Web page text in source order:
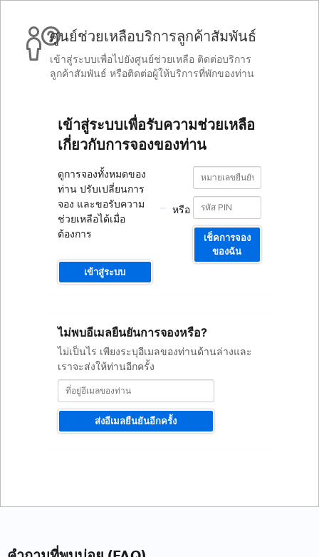
ศูนย์ช่วยเหลือบริการลูกค้าสัมพันธ์
เข้าสู่ระบบเพื่อไปยังศูนย์ช่วยเหลือ ติดต่อบริการ
ลูกค้าสัมพันธ์ หรือติดต่อผู้ให้บริการที่พักของท่าน
เข้าสู่ระบบเพื่อรับความช่วยเหลือ
เกี่ยวกับการจองของท่าน
ดูการจองทั้งหมดของ
ท่าน ปรับเปลี่ยนการ
จอง และขอรับความ
ช่วยเหลือได้เมื่อ
ต้องการ
เข้าสู่ระบบ
หรือ
หมายเลข
ยืนยัน
การ
จอง
หมายเลข
ยืนยัน
การ
จอง
เช็คการจอง
ของฉัน
ไม่พบอีเมลยืนยันการจองหรือ?
ไม่เป็นไร เพียงระบุอีเมลของท่านด้านล่างและ
เราจะส่งให้ท่านอีกครั้ง
อีเมล
ส่งอีเมลยืนยันอีกครั้ง